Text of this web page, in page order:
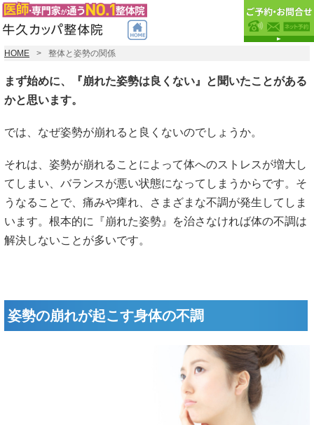
HOME 整体と姿勢の関係
まず始めに、『崩れた姿勢は良くない』と聞いたことがある
かと思います。
では、なぜ姿勢が崩れると良くないのでしょうか。
それは、姿勢が崩れることによって体へのストレスが増大し
てしまい、バランスが悪い状態になってしまうからです。そ
うなることで、痛みや痺れ、さまざまな不調が発生してしま
います。根本的に『崩れた姿勢』を治さなければ体の不調は
解決しないことが多いです。
姿勢の崩れが起こす身体の不調